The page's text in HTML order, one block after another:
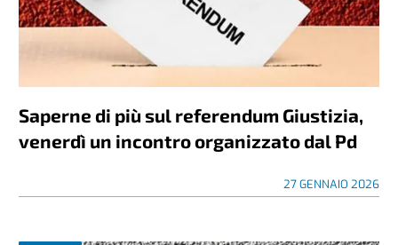
Saperne di più sul referendum Giustizia,
venerdì un incontro organizzato dal Pd
27 GENNAIO 2026